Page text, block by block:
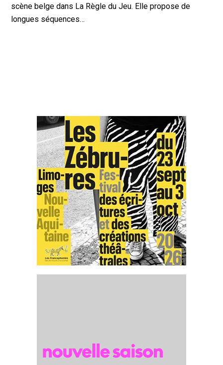
scène belge dans La Règle du Jeu. Elle propose de
longues séquences…